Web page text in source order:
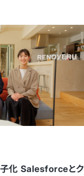
化 Salesforceとク